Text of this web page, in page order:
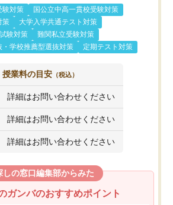
験対策
国公立中高一貫校受験対策
策
大学入学共通テスト対策
験対策
難関私立受験対策
・学校推薦型選抜対策
定期テスト対策
授業料の目安 （税込）
詳細はお問い合わせください
詳細はお問い合わせください
詳細はお問い合わせください
しの窓口編集部からみた
ガンバのおすすめポイント